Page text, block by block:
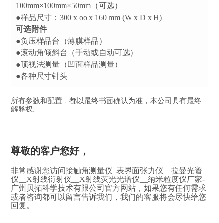
100mm×100mm×50mm（可选）
●样品尺寸：300 x oo x 160 mm (W x D x H)
可选附件
●负压样品台（薄膜样品）
●滚动角倾斜台（手动或自动可选）
●顶视法测量（凹面样品测量）
●各种尺寸针头
所有参数和配置，都以最终书面确认为准，本公司具有最终
解释权。
尊敬的客户您好，
非常感谢您访问接触角测量仪_表界面张力仪__拉曼光谱
仪__X射线衍射仪__X射线荧光光谱仪__纳米粒度仪厂家-
广州贝拓科学技术有限公司官方网站，如果您有任何需求
或者咨询都可以留言告诉我们，我们的客服将会尽快给您
回复。